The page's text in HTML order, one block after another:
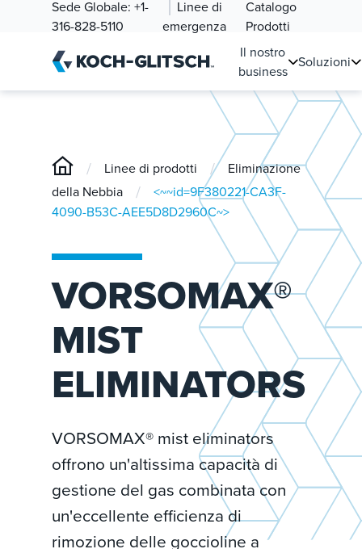
Sede Globale: +1-
316-828-5110
Linee di
emergenza
Catalogo
Prodotti
Il nostro
business
Soluzioni
/ Linee di prodotti /
Eliminazione
della Nebbia
/
<~~id=9F380221-CA3F-
4090-B53C-AEE5D8D2960C~>
VORSOMAX®
MIST
ELIMINATORS
VORSOMAX® mist eliminators
offrono un'altissima capacità di
gestione del gas combinata con
un'eccellente efficienza di
rimozione delle goccioline a